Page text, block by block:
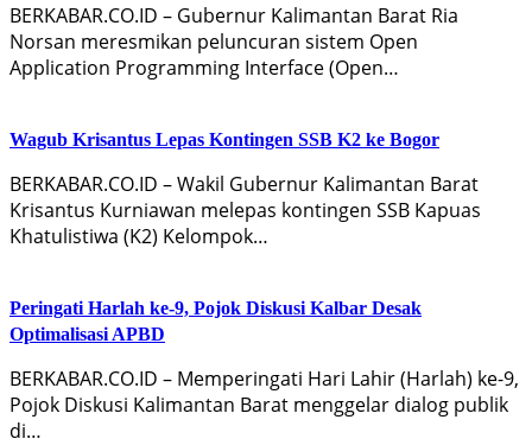
BERKABAR.CO.ID – Gubernur Kalimantan Barat Ria
Norsan meresmikan peluncuran sistem Open
Application Programming Interface (Open…
Wagub Krisantus Lepas Kontingen SSB K2 ke Bogor
BERKABAR.CO.ID – Wakil Gubernur Kalimantan Barat
Krisantus Kurniawan melepas kontingen SSB Kapuas
Khatulistiwa (K2) Kelompok…
Peringati Harlah ke-9, Pojok Diskusi Kalbar Desak
Optimalisasi APBD
BERKABAR.CO.ID – Memperingati Hari Lahir (Harlah) ke-9,
Pojok Diskusi Kalimantan Barat menggelar dialog publik
di…